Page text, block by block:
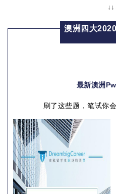
澳洲四大
最新澳洲
刷了这些题，笔试你